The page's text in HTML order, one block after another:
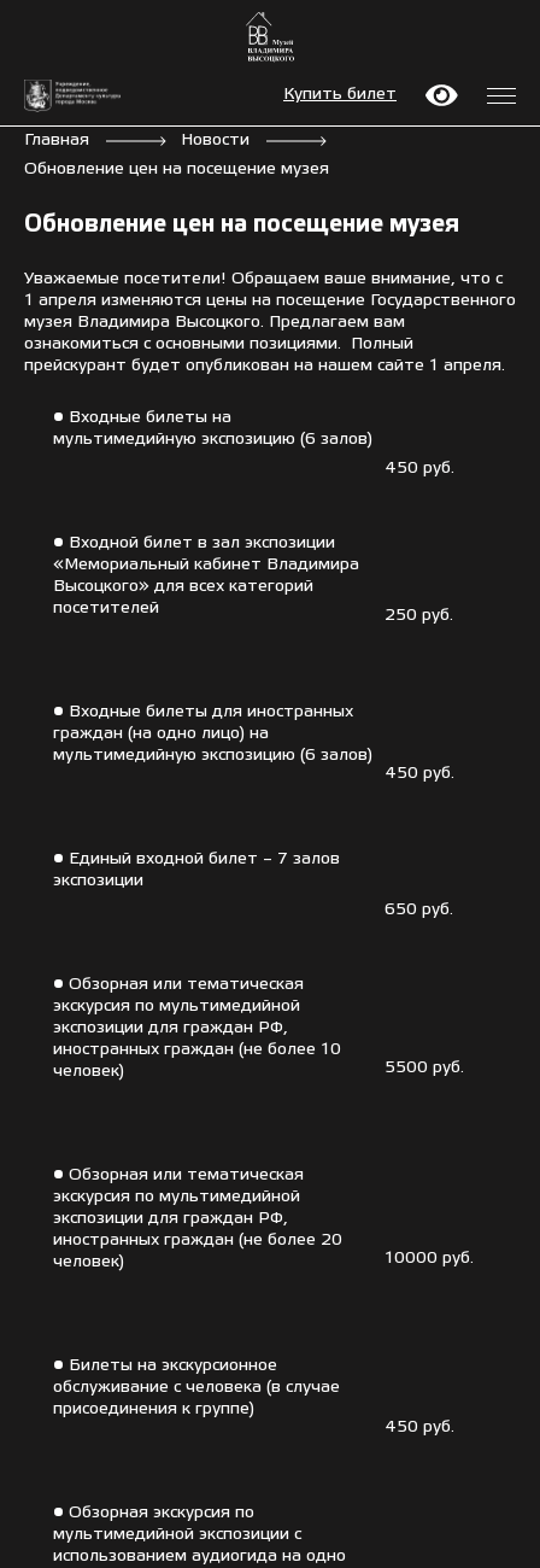
Купить билет
Главная
Новости
Обновление цен на посещение музея
Обновление цен на посещение музея
Уважаемые посетители! Обращаем ваше внимание, что с
1 апреля изменяются цены на посещение Государственного
музея Владимира Высоцкого. Предлагаем вам
ознакомиться с основными позициями. Полный
прейскурант будет опубликован на нашем сайте 1 апреля.
• Входные билеты на
мультимедийную экспозицию (6 залов)
450 руб.
• Входной билет в зал экспозиции
«Мемориальный кабинет Владимира
Высоцкого» для всех категорий
посетителей
250 руб.
• Входные билеты для иностранных
граждан (на одно лицо) на
мультимедийную экспозицию (6 залов)
450 руб.
• Единый входной билет – 7 залов
экспозиции
650 руб.
• Обзорная или тематическая
экскурсия по мультимедийной
экспозиции для граждан РФ,
иностранных граждан (не более 10
человек)
5500 руб.
• Обзорная или тематическая
экскурсия по мультимедийной
экспозиции для граждан РФ,
иностранных граждан (не более 20
человек)
10000 руб.
• Билеты на экскурсионное
обслуживание с человека (в случае
присоединения к группе)
450 руб.
• Обзорная экскурсия по
мультимедийной экспозиции с
использованием аудиогида на одно